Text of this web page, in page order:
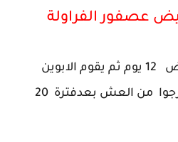
عصفور الفراولة
تبلغ فترة التحضين للبيض 12 يوم ثم يقوم الابوين
باطعام الصغار حتي يخرجوا من العش بعدفترة 20